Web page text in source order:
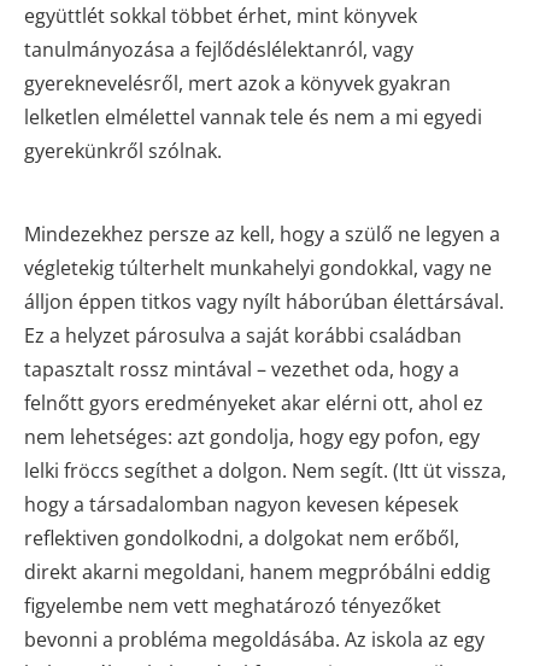
együttlét sokkal többet érhet, mint könyvek
tanulmányozása a fejlődéslélektanról, vagy
gyereknevelésről, mert azok a könyvek gyakran
lelketlen elmélettel vannak tele és nem a mi egyedi
gyerekünkről szólnak.
Mindezekhez persze az kell, hogy a szülő ne legyen a
végletekig túlterhelt munkahelyi gondokkal, vagy ne
álljon éppen titkos vagy nyílt háborúban élettársával.
Ez a helyzet párosulva a saját korábbi családban
tapasztalt rossz mintával – vezethet oda, hogy a
felnőtt gyors eredményeket akar elérni ott, ahol ez
nem lehetséges: azt gondolja, hogy egy pofon, egy
lelki fröccs segíthet a dolgon. Nem segít. (Itt üt vissza,
hogy a társadalomban nagyon kevesen képesek
reflektiven gondolkodni, a dolgokat nem erőből,
direkt akarni megoldani, hanem megpróbálni eddig
figyelembe nem vett meghatározó tényezőket
bevonni a probléma megoldásába. Az iskola az egy